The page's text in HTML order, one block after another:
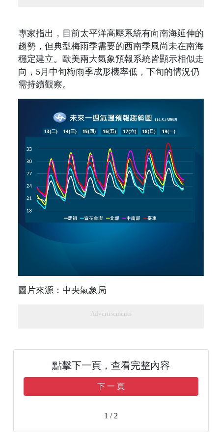
專家指出，目前太平洋高壓系統有向南海延伸的
趨勢，但典型梅雨季需要的西南季風尚未在南海
穩定建立。歐美兩大氣象預報系統皆顯示相似走
向，5月中旬梅雨季成形機率低，下旬的情況仍
需持續觀察。
圖片來源：中央氣象局
Advertisements
點擊下一頁，查看完整內容
下 一 頁
1 / 2